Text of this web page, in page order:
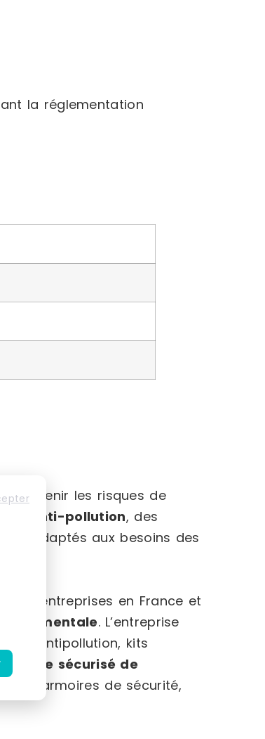
la réglementation
prévenir les risques de
kits anti-pollution, des
adaptés aux besoins des
les entreprises en France et
. L’entreprise
antipollution, kits
sécurisé de
armoires de sécurité,